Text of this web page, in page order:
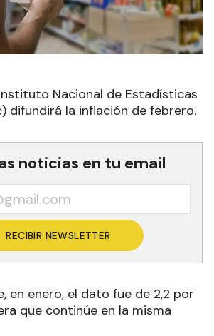
Nacional de Estadísticas
difundirá la inflación de febrero.
noticias en tu email
RECIBIR NEWSLETTER
en enero, el dato fue de 2,2 por
que continúe en la misma